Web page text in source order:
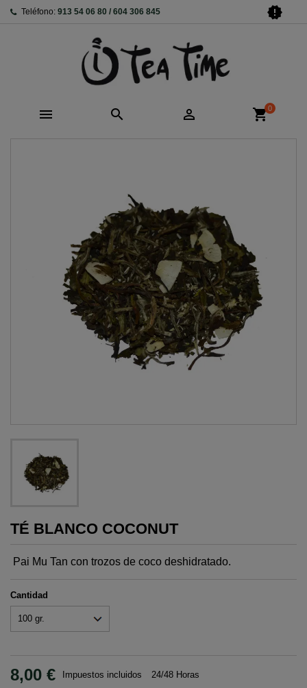
Teléfono: 913 54 06 80 / 604 306 845 new_releases
   shopping_cart0
TÉ BLANCO COCONUT
Pai Mu Tan con trozos de coco deshidratado.
Cantidad
8,00 € Impuestos incluidos 24/48 Horas